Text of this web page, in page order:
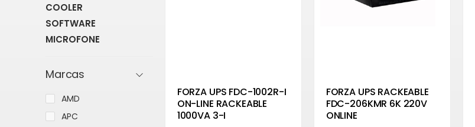
FORZA UPS FDC-1002R-I
ON-LINE RACKEABLE
1000VA 3-I
FORZA UPS RACKEABLE
FDC-206KMR 6K 220V
ONLINE
COOLER
SOFTWARE
MICROFONE
Marcas
AMD
APC